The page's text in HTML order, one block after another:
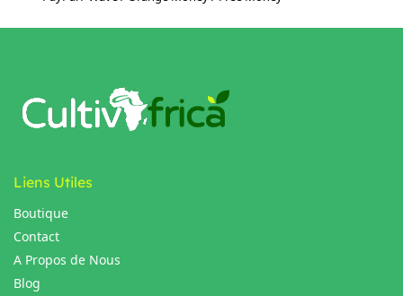
Liens Utiles
Boutique
Contact
A Propos de Nous
Blog